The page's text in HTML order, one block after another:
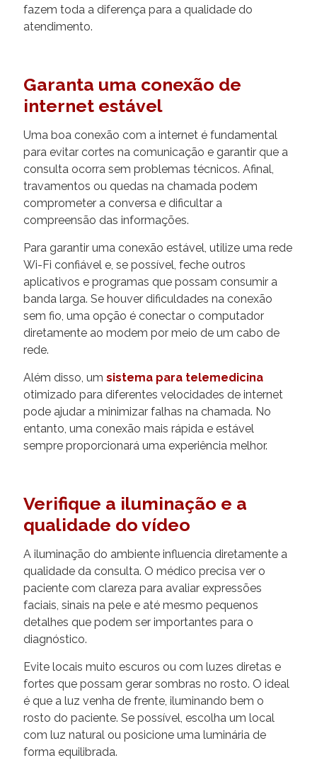
fazem toda a diferença para a qualidade do
atendimento.
Garanta uma conexão de
internet estável
Uma boa conexão com a internet é fundamental
para evitar cortes na comunicação e garantir que a
consulta ocorra sem problemas técnicos. Afinal,
travamentos ou quedas na chamada podem
comprometer a conversa e dificultar a
compreensão das informações.
Para garantir uma conexão estável, utilize uma rede
Wi-Fi confiável e, se possível, feche outros
aplicativos e programas que possam consumir a
banda larga. Se houver dificuldades na conexão
sem fio, uma opção é conectar o computador
diretamente ao modem por meio de um cabo de
rede.
Além disso, um sistema para telemedicina
otimizado para diferentes velocidades de internet
pode ajudar a minimizar falhas na chamada. No
entanto, uma conexão mais rápida e estável
sempre proporcionará uma experiência melhor.
Verifique a iluminação e a
qualidade do vídeo
A iluminação do ambiente influencia diretamente a
qualidade da consulta. O médico precisa ver o
paciente com clareza para avaliar expressões
faciais, sinais na pele e até mesmo pequenos
detalhes que podem ser importantes para o
diagnóstico.
Evite locais muito escuros ou com luzes diretas e
fortes que possam gerar sombras no rosto. O ideal
é que a luz venha de frente, iluminando bem o
rosto do paciente. Se possível, escolha um local
com luz natural ou posicione uma luminária de
forma equilibrada.